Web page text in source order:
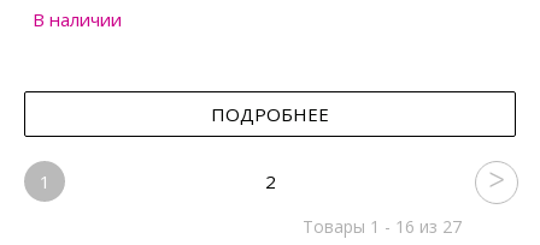
В наличии
ПОДРОБНЕЕ
1 2
Товары 1 - 16 из 27